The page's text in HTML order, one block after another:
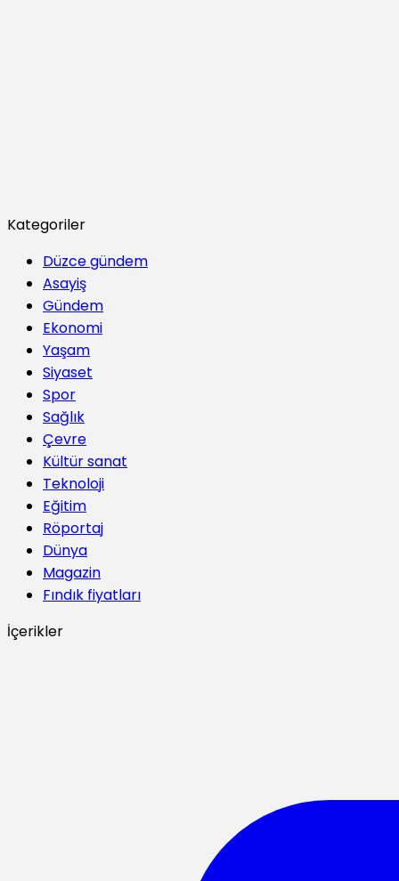
Kategoriler
Düzce gündem
Asayiş
Gündem
Ekonomi
Yaşam
Siyaset
Spor
Sağlık
Çevre
Kültür sanat
Teknoloji
Eğitim
Röportaj
Dünya
Magazin
Fındık fiyatları
İçerikler